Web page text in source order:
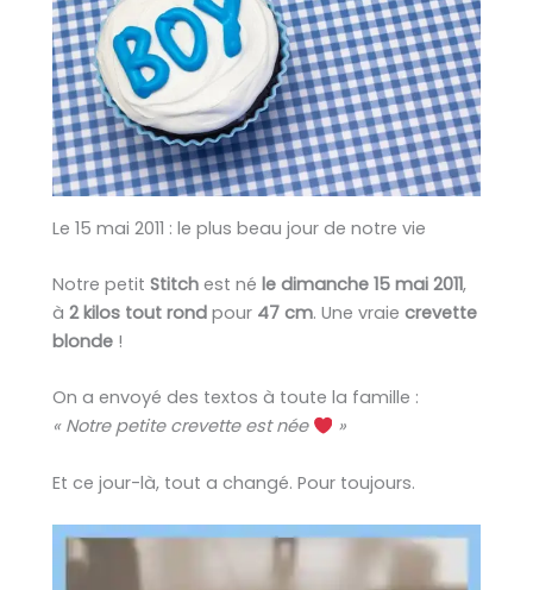
Le 15 mai 2011 : le plus beau jour de notre vie
Notre petit Stitch est né le dimanche 15 mai 2011,
à 2 kilos tout rond pour 47 cm. Une vraie crevette
blonde !
On a envoyé des textos à toute la famille :
« Notre petite crevette est née
»
Et ce jour-là, tout a changé. Pour toujours.